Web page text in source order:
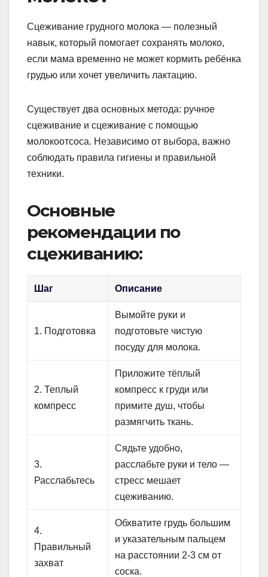
Сцеживание грудного молока — полезный
навык, который помогает сохранять молоко,
если мама временно не может кормить ребёнка
грудью или хочет увеличить лактацию.
Существует два основных метода: ручное
сцеживание и сцеживание с помощью
молокоотсоса. Независимо от выбора, важно
соблюдать правила гигиены и правильной
техники.
Основные
рекомендации по
сцеживанию:
Шаг Описание
1. Подготовка
Вымойте руки и
подготовьте чистую
посуду для молока.
2. Теплый
компресс
Приложите тёплый
компресс к груди или
примите душ, чтобы
размягчить ткань.
3.
Расслабьтесь
Сядьте удобно,
расслабьте руки и тело —
стресс мешает
сцеживанию.
4.
Правильный
захват
Обхватите грудь большим
и указательным пальцем
на расстоянии 2-3 см от
соска.